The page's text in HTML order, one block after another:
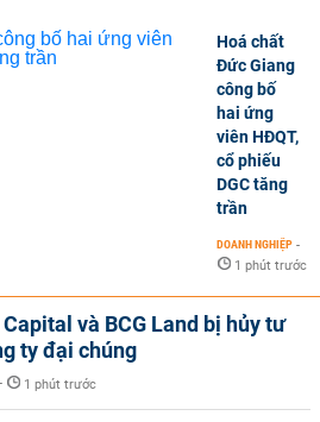
Hoá chất
Đức Giang
công bố
hai ứng
viên HĐQT,
cổ phiếu
DGC tăng
trần
DOANH NGHIỆP -
1 phút trước
và BCG Land bị hủy tư
ty đại chúng
- 1 phút trước